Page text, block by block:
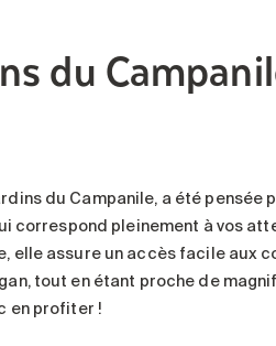
du
du Campanile, a été pensée
correspond pleinement à vos
elle assure un accès facile aux
tout en étant proche de
en profiter !